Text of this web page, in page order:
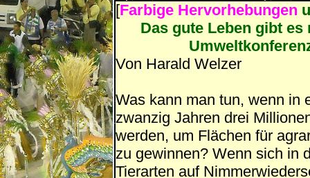
[Farbige Hervorhebungen
Das gute Leben gibt
Von Harald Welzer
Was kann man tun, wenn in
zwanzig Jahren drei
werden, um Flächen für
zu gewinnen? Wenn sich in
Tierarten auf